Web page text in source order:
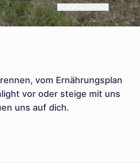
vom Ernährungsplan
vor oder steige mit uns
uns auf dich.